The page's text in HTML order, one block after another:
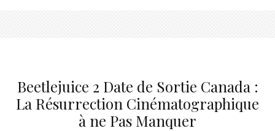
Beetlejuice 2 Date de Sortie Canada :
La Résurrection Cinématographique
à ne Pas Manquer